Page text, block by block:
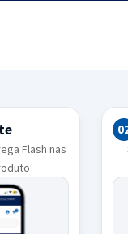
Flash nas